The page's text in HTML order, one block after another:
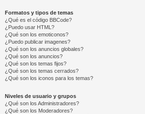
Formatos y tipos de temas
¿Qué es el código BBCode?
¿Puedo usar HTML?
¿Qué son los emoticonos?
¿Puedo publicar imagenes?
¿Qué son los anuncios globales?
¿Qué son los anuncios?
¿Qué son los temas fijos?
¿Qué son los temas cerrados?
¿Qué son los iconos para los temas?
Niveles de usuario y grupos
¿Qué son los Administradores?
¿Qué son los Moderadores?